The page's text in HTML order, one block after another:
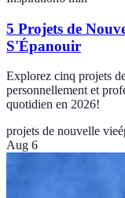
5 Projets de
S'Épanouir
Explorez cinq projets
personnellement et
quotidien en 2026!
projets de nouvelle vie
Aug 6